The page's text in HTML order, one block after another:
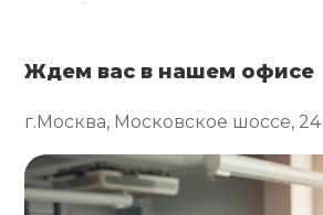
Ждем вас в нашем офисе
г.Москва, Московское шоссе, 24